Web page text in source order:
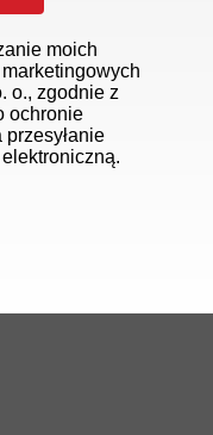
moich
o., zgodnie z
ochronie